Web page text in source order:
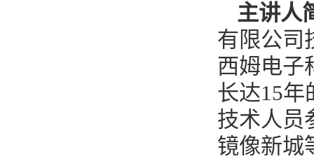
主讲人
有限公司
西姆电子
长达15年
技术人员
镜像新城